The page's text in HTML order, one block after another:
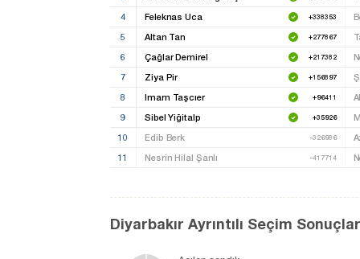
4 Feleknas Uca +338353
5 Altan Tan +277867
6 Çağlar Demirel +217382
7 Ziya Pir +156897
8 Imam Taşcıer +96411
9 Sibel Yiğitalp +35926
10 Edib Berk -326986
11 Nesrin Hilal Şanlı -417714
Diyarbakır Ayrıntılı Seçim